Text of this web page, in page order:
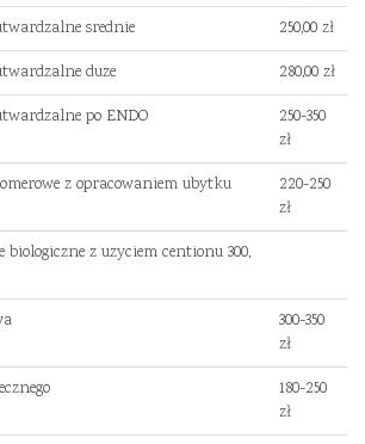
srednie
250,00 zł
duze
280,00 zł
po ENDO
250-350
zł
z opracowaniem ubytku
220-250
zł
z uzyciem centionu 300,
300-350
zł
180-250
zł